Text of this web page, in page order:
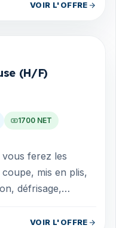
VOIR L'OFFRE
(H/F)
1700 NET
ferez les
mis en plis,
défrisage,
VOIR L'OFFRE